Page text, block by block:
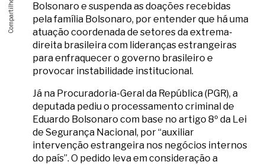
Bolsonaro e suspenda as doações recebidas
pela família Bolsonaro, por entender que há uma
atuação coordenada de setores da extrema-
direita brasileira com lideranças estrangeiras
para enfraquecer o governo brasileiro e
provocar instabilidade institucional.
Já na Procuradoria-Geral da República (PGR), a
deputada pediu o processamento criminal de
Eduardo Bolsonaro com base no artigo 8º da Lei
de Segurança Nacional, por “auxiliar
intervenção estrangeira nos negócios internos
do país”. O pedido leva em consideração a